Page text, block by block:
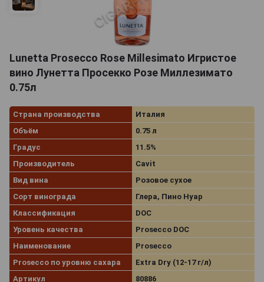
Lunetta Prosecco Rose Millesimato Игристое
вино Лунетта Просекко Розе Миллезимато
0.75л
Страна производства
Италия
Объём
0.75 л
Градус
11.5%
Производитель
Cavit
Вид вина
Розовое сухое
Сорт винограда
Глера, Пино Нуар
Классификация
DOC
Уровень качества
Prosecco DOC
Наименование
Prosecco
Prosecco по уровню сахара
Extra Dry (12-17 г/л)
Артикул
80886